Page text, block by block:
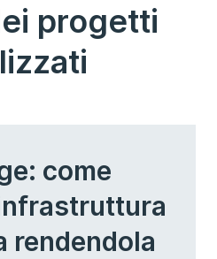
progetti
come
rendendola